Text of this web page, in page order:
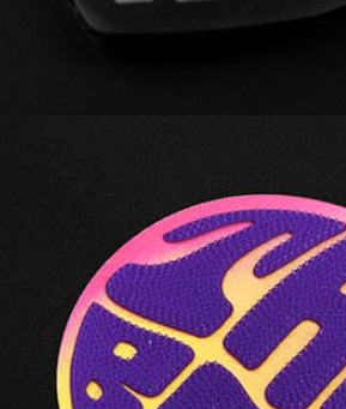
LENTEX® | RAINBOW +
technologie lenticulaire pour
en-ciel, plusieurs couleurs